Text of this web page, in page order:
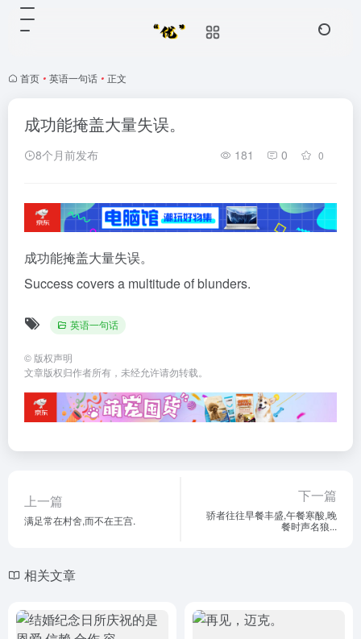
首页 • 英语一句话 • 正文
成功能掩盖大量失误。
8个月前发布 181 0 0
成功能掩盖大量失误。
Success covers a multitude of blunders.
英语一句话
© 版权声明
文章版权归作者所有，未经允许请勿转载。
上一篇
满足常在村舍,而不在王宫.
下一篇
骄者往往早餐丰盛,午餐寒酸,晚
餐时声名狼...
相关文章